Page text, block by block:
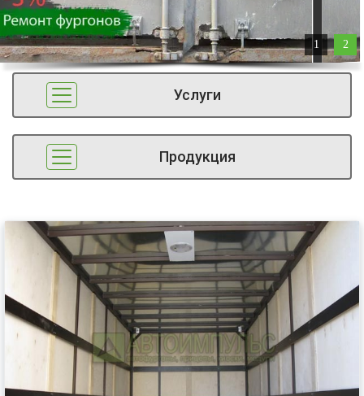
1 2
Услуги
Продукция